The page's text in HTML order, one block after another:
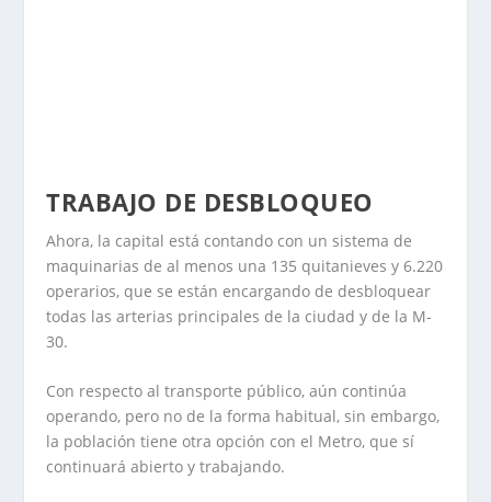
TRABAJO DE DESBLOQUEO
Ahora, la capital está contando con un sistema de
maquinarias de al menos una 135 quitanieves y 6.220
operarios, que se están encargando de desbloquear
todas las arterias principales de la ciudad y de la M-
30.
Con respecto al transporte público, aún continúa
operando, pero no de la forma habitual, sin embargo,
la población tiene otra opción con el Metro, que sí
continuará abierto y trabajando.